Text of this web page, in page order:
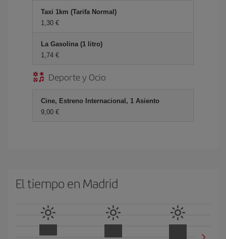
Taxi 1km (Tarifa Normal)
1,30 €
La Gasolina (1 litro)
1,74 €
Deporte y Ocio
Cine, Estreno Internacional, 1 Asiento
9,00 €
El tiempo en Madrid